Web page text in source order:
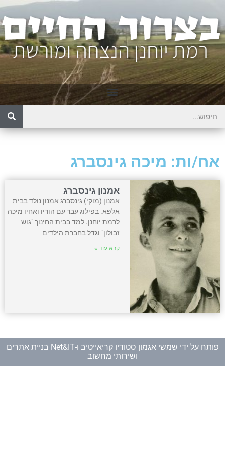
אח/ות: מיכה גינסברג
אמנון גינסברג
אמנון (מוקי) גינסברג אמנון נולד בבית
אלפא. בפילוג עבר עם הוריו ואחיו מיכה
לרמת יוחנן. למד בבית החינוך "גוש
זבולון" וגדל בחברת הילדים
קרא עוד »
פותח על ידי שמשי אגמון סטודיו קריאייטיב ו-
Net&IT בניית אתרים
ושירותי מחשוב